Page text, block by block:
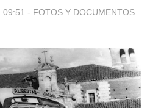
09:51 - FOTOS Y DOCUMENTOS